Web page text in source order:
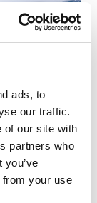
ads, to
our traffic.
of our site with
partners who
from your use
vous